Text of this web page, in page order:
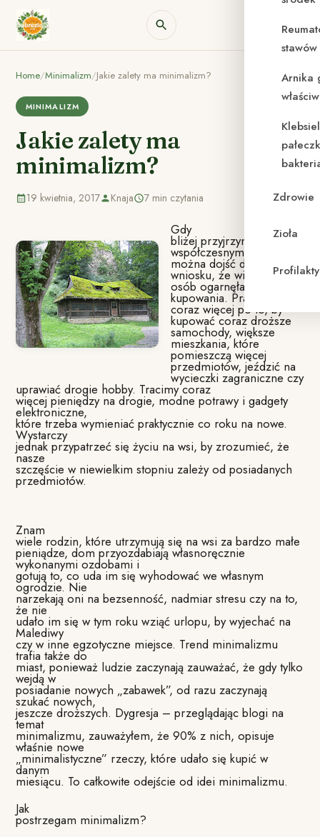
Arnika
Zdrowie
Zioła
Home/Minimalizm/Jakie zalety ma minimalizm?
MINIMALIZM
Jakie zalety ma
minimalizm?
19 kwietnia, 2017 Knaja 7 min czytania
Gdy
bliżej przyjrzymy się
współczesnym czasom,
można dojść do
wniosku, że większość
osób ogarnęła mania
kupowania. Pracujemy
coraz więcej po to, by
kupować coraz droższe
samochody, większe
mieszkania, które
pomieszczą więcej
przedmiotów, jeździć na
wycieczki zagraniczne czy
uprawiać drogie hobby. Tracimy coraz
więcej pieniędzy na drogie, modne potrawy i gadgety
elektroniczne,
które trzeba wymieniać praktycznie co roku na nowe.
Wystarczy
jednak przypatrzeć się życiu na wsi, by zrozumieć, że
nasze
szczęście w niewielkim stopniu zależy od posiadanych
przedmiotów.
Znam
wiele rodzin, które utrzymują się na wsi za bardzo małe
pieniądze, dom przyozdabiają własnoręcznie
wykonanymi ozdobami i
gotują to, co uda im się wyhodować we własnym
ogrodzie. Nie
narzekają oni na bezsenność, nadmiar stresu czy na to,
że nie
udało im się w tym roku wziąć urlopu, by wyjechać na
Malediwy
czy w inne egzotyczne miejsce. Trend minimalizmu
trafia także do
miast, ponieważ ludzie zaczynają zauważać, że gdy tylko
wejdą w
posiadanie nowych „zabawek”, od razu zaczynają
szukać nowych,
jeszcze droższych. Dygresja – przeglądając blogi na
temat
minimalizmu, zauważyłem, że 90% z nich, opisuje
właśnie nowe
„minimalistyczne” rzeczy, które udało się kupić w
danym
miesiącu. To całkowite odejście od idei minimalizmu.
Jak
postrzegam minimalizm?